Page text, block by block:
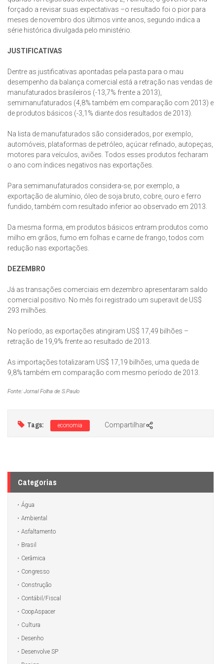
forçado a revisar suas expectativas –o resultado foi o pior para
meses de novembro dos últimos vinte anos, segundo indica a
série histórica divulgada pelo ministério.
JUSTIFICATIVAS
Dentre as justificativas apontadas pela pasta para o mau
desempenho da balança comercial está a retração nas vendas de
manufaturados brasileiros (-13,7% frente a 2013),
semimanufaturados (4,8% também em comparação com 2013) e
de produtos básicos (-3,1% diante dos resultados de 2013).
Na lista de manufaturados são considerados, por exemplo,
automóveis, plataformas de petróleo, açúcar refinado, autopeças,
motores para veículos, aviões. Todos esses produtos fecharam
o ano com índices negativos nas exportações.
Para semimanufaturados considera-se, por exemplo, a
exportação de alumínio, óleo de soja bruto, cobre, ouro e ferro
fundido, também com resultado inferior ao observado em 2013.
Da mesma forma, em produtos básicos entram produtos como
milho em grãos, fumo em folhas e carne de frango, todos com
redução nas exportações.
DEZEMBRO
Já as transações comerciais em dezembro apresentaram saldo
comercial positivo. No mês foi registrado um superavit de US$
293 milhões.
No período, as exportações atingiram US$ 17,49 bilhões –
retração de 19,9% frente ao resultado de 2013.
As importações totalizaram US$ 17,19 bilhões, uma queda de
9,8% também em comparação com mesmo período de 2013.
Fonte: Jornal Folha de S.Paulo
Tags: economia Compartilhar
Categorias
Água
Ambiental
Asfaltamento
Brasil
Cerâmica
Congresso
Construção
Contábil/Fiscal
CoopAspacer
Cultura
Desenho
Desenvolve SP